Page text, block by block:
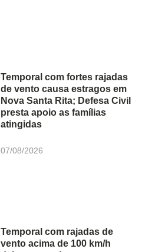
Temporal com fortes rajadas
de vento causa estragos em
Nova Santa Rita; Defesa Civil
presta apoio as famílias
atingidas
07/08/2026
Temporal com rajadas de
vento acima de 100 km/h